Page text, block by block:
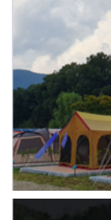
캠
캠